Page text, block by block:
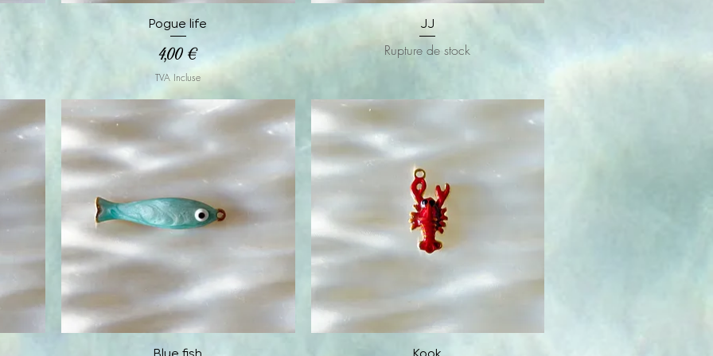
Aperçu rapide
Pogue life
Prix
4,00 €
TVA Incluse
Aperçu rapide
JJ
Rupture de stock
Blue fish Kook